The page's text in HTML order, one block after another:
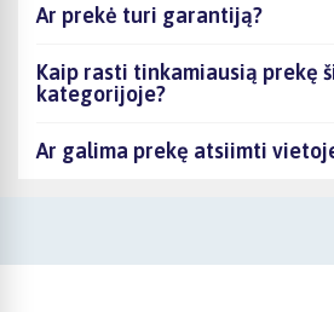
Ar prekė turi garantiją?
Kaip rasti tinkamiausią prekę
kategorijoje?
Ar galima prekę atsiimti